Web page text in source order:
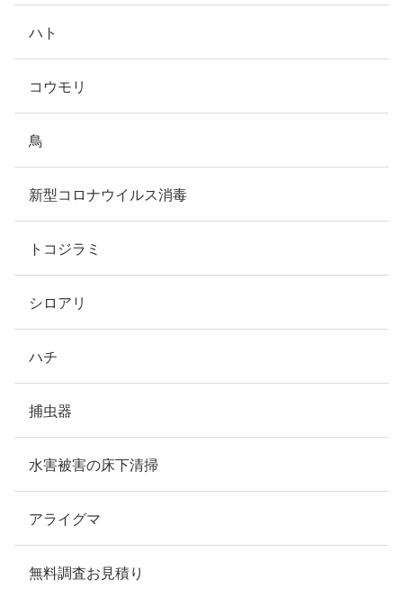
ハト
コウモリ
鳥
新型コロナウイルス消毒
トコジラミ
シロアリ
ハチ
捕虫器
水害被害の床下清掃
アライグマ
無料調査お見積り